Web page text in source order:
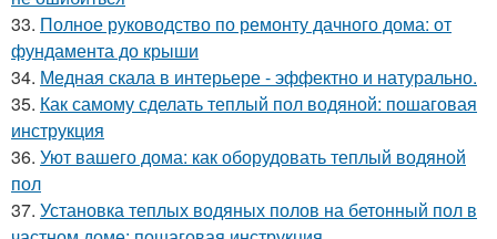
33. Полное руководство по ремонту дачного дома: от
фундамента до крыши
34. Медная скала в интерьере - эффектно и натурально.
35. Как самому сделать теплый пол водяной: пошаговая
инструкция
36. Уют вашего дома: как оборудовать теплый водяной
пол
37. Установка теплых водяных полов на бетонный пол в